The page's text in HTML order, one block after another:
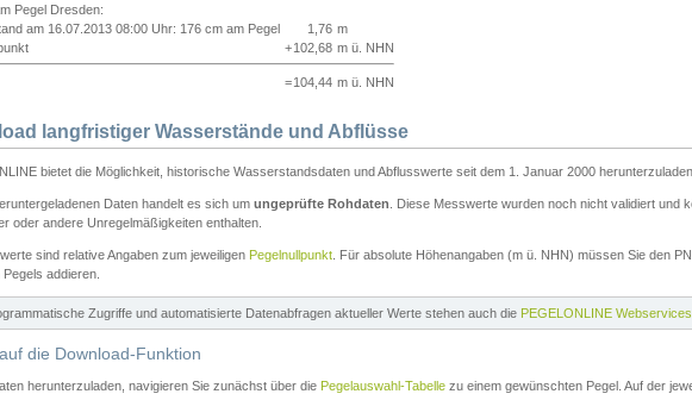
Pegel Dresden:
am 16.07.2013 08:00 Uhr: 176 cm am Pegel
1,76 m
+102,68 m ü. NHN
=104,44 m ü. NHN
langfristiger Wasserstände und Abflüsse
bietet die Möglichkeit, historische Wasserstandsdaten und Abflusswerte seit dem 1. Januar 2000 herunterzuladen.
Daten handelt es sich um ungeprüfte Rohdaten . Diese Messwerte wurden noch nicht validiert und
oder andere Unregelmäßigkeiten enthalten.
sind relative Angaben zum jeweiligen Pegelnullpunkt . Für absolute Höhenangaben (m ü. NHN) müssen Sie den
Pegels addieren.
Zugriffe und automatisierte Datenabfragen aktueller Werte stehen auch die PEGELONLINE Webservices
die Download-Funktion
herunterzuladen, navigieren Sie zunächst über die Pegelauswahl-Tabelle zu einem gewünschten Pegel. Auf der